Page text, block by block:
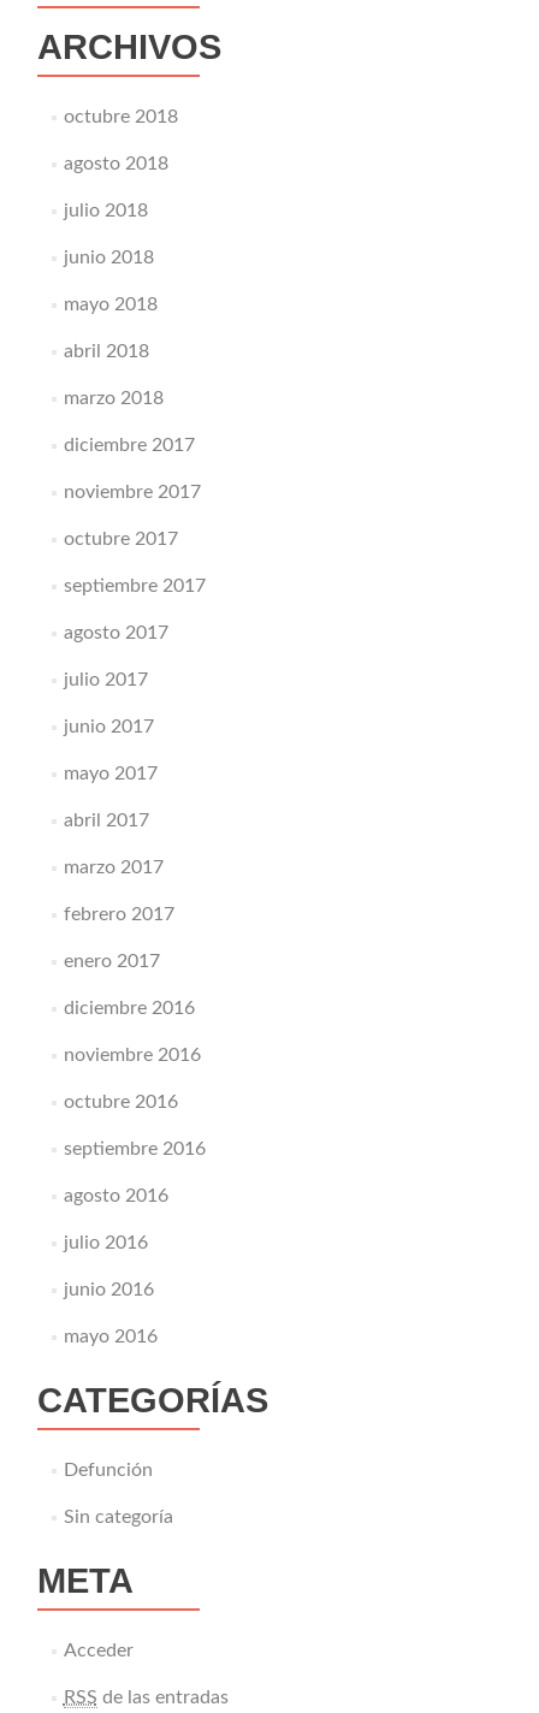
ARCHIVOS
octubre 2018
agosto 2018
julio 2018
junio 2018
mayo 2018
abril 2018
marzo 2018
diciembre 2017
noviembre 2017
octubre 2017
septiembre 2017
agosto 2017
julio 2017
junio 2017
mayo 2017
abril 2017
marzo 2017
febrero 2017
enero 2017
diciembre 2016
noviembre 2016
octubre 2016
septiembre 2016
agosto 2016
julio 2016
junio 2016
mayo 2016
CATEGORÍAS
Defunción
Sin categoría
META
Acceder
RSS de las entradas